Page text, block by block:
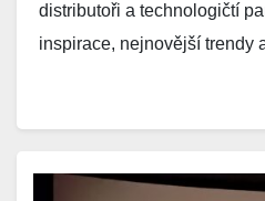
distributoři a technologičtí
inspirace, nejnovější trendy